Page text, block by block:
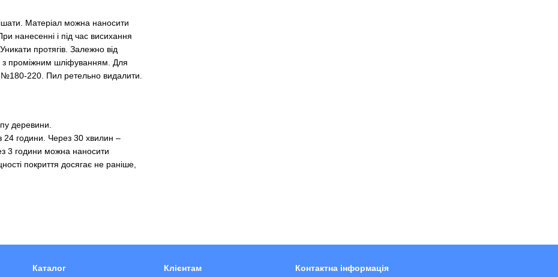
Матеріал можна наносити
нанесенні і під час висихання
протягів. Залежно від
з проміжним шліфуванням. Для
№180-220. Пил ретельно видалити.
деревини.
24 години. Через 30 хвилин –
3 години можна наносити
покриття досягає не раніше,
Каталог Клієнтам Контактна інформація